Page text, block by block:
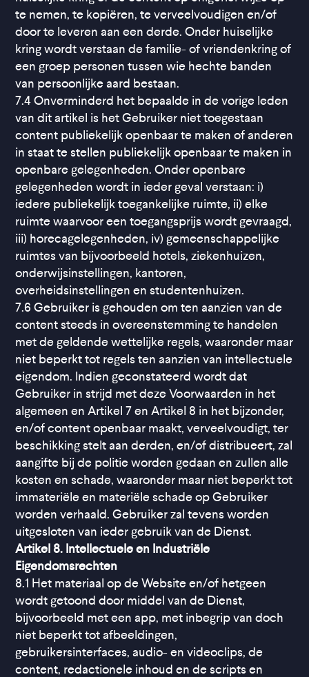
te nemen, te kopiëren, te verveelvoudigen en/of
door te leveren aan een derde. Onder huiselijke
kring wordt verstaan de familie- of vriendenkring of
een groep personen tussen wie hechte banden
van persoonlijke aard bestaan.
7.4 Onverminderd het bepaalde in de vorige leden
van dit artikel is het Gebruiker niet toegestaan
content publiekelijk openbaar te maken of anderen
in staat te stellen publiekelijk openbaar te maken in
openbare gelegenheden. Onder openbare
gelegenheden wordt in ieder geval verstaan: i)
iedere publiekelijk toegankelijke ruimte, ii) elke
ruimte waarvoor een toegangsprijs wordt gevraagd,
iii) horecagelegenheden, iv) gemeenschappelijke
ruimtes van bijvoorbeeld hotels, ziekenhuizen,
onderwijsinstellingen, kantoren,
overheidsinstellingen en studentenhuizen.
7.6 Gebruiker is gehouden om ten aanzien van de
content steeds in overeenstemming te handelen
met de geldende wettelijke regels, waaronder maar
niet beperkt tot regels ten aanzien van intellectuele
eigendom. Indien geconstateerd wordt dat
Gebruiker in strijd met deze Voorwaarden in het
algemeen en Artikel 7 en Artikel 8 in het bijzonder,
en/of content openbaar maakt, verveelvoudigt, ter
beschikking stelt aan derden, en/of distribueert, zal
aangifte bij de politie worden gedaan en zullen alle
kosten en schade, waaronder maar niet beperkt tot
immateriële en materiële schade op Gebruiker
worden verhaald. Gebruiker zal tevens worden
uitgesloten van ieder gebruik van de Dienst.
Artikel 8. Intellectuele en Industriële
Eigendomsrechten
8.1 Het materiaal op de Website en/of hetgeen
wordt getoond door middel van de Dienst,
bijvoorbeeld met een app, met inbegrip van doch
niet beperkt tot afbeeldingen,
gebruikersinterfaces, audio- en videoclips, de
content, redactionele inhoud en de scripts en